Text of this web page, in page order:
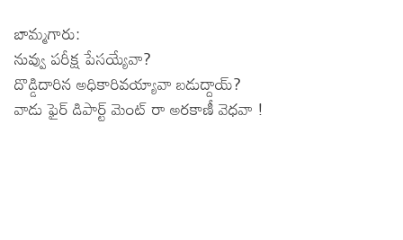
బామ్మగారు:
నువ్వు పరీక్ష పేసయ్యేవా?
దొడ్డిదారిన అధికారివయ్యావా బడుద్దాయ్?
వాడు ఫైర్ డిపార్ట్ మెంట్ రా అరకాణీ వెధవా !